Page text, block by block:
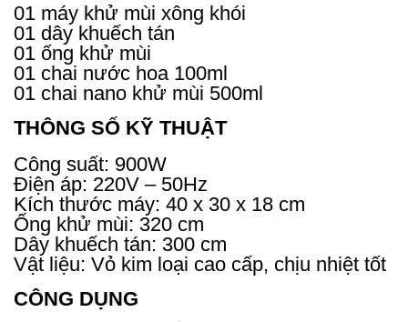
01 máy khử mùi xông khói
01 dây khuếch tán
01 ống khử mùi
01 chai nước hoa 100ml
01 chai nano khử mùi 500ml
THÔNG SỐ KỸ THUẬT
Công suất: 900W
Điện áp: 220V – 50Hz
Kích thước máy: 40 x 30 x 18 cm
Ống khử mùi: 320 cm
Dây khuếch tán: 300 cm
Vật liệu: Vỏ kim loại cao cấp, chịu nhiệt tốt
CÔNG DỤNG